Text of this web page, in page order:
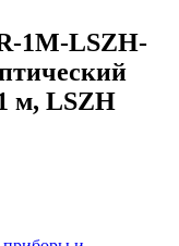
1M-LSZH-
м, LSZH